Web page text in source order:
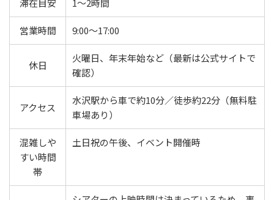
営業時間 9:00〜17:00
休日
火曜日、年末年始など（最新は公式サイトで
確認）
アクセス
水沢駅から車で約10分／徒歩約22分（無料駐
車場あり）
混雑しや
すい時間
帯
土日祝の午後、イベント開催時